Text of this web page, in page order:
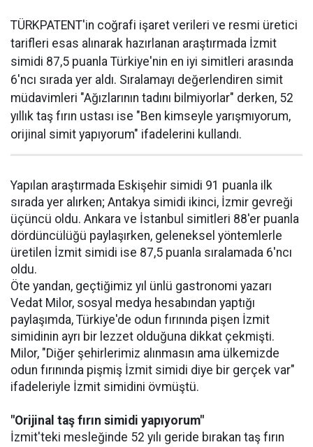
TÜRKPATENT'in coğrafi işaret verileri ve resmi üretici
tarifleri esas alınarak hazırlanan araştırmada İzmit
simidi 87,5 puanla Türkiye'nin en iyi simitleri arasında
6'ncı sırada yer aldı. Sıralamayı değerlendiren simit
müdavimleri "Ağızlarının tadını bilmiyorlar" derken, 52
yıllık taş fırın ustası ise "Ben kimseyle yarışmıyorum,
orijinal simit yapıyorum" ifadelerini kullandı.
Yapılan araştırmada Eskişehir simidi 91 puanla ilk
sırada yer alırken; Antakya simidi ikinci, İzmir gevreği
üçüncü oldu. Ankara ve İstanbul simitleri 88'er puanla
dördüncülüğü paylaşırken, geleneksel yöntemlerle
üretilen İzmit simidi ise 87,5 puanla sıralamada 6'ncı
oldu.
Öte yandan, geçtiğimiz yıl ünlü gastronomi yazarı
Vedat Milor, sosyal medya hesabından yaptığı
paylaşımda, Türkiye'de odun fırınında pişen İzmit
simidinin ayrı bir lezzet olduğuna dikkat çekmişti.
Milor, "Diğer şehirlerimiz alınmasın ama ülkemizde
odun fırınında pişmiş İzmit simidi diye bir gerçek var"
ifadeleriyle İzmit simidini övmüştü.
"Orijinal taş fırın simidi yapıyorum"
İzmit'teki mesleğinde 52 yılı geride bırakan taş fırın